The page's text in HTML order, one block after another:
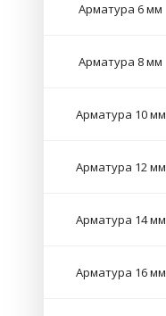
Арматура 6 мм
Арматура 8 мм
Арматура 10 мм
Арматура 12 мм
Арматура 14 мм
Арматура 16 мм